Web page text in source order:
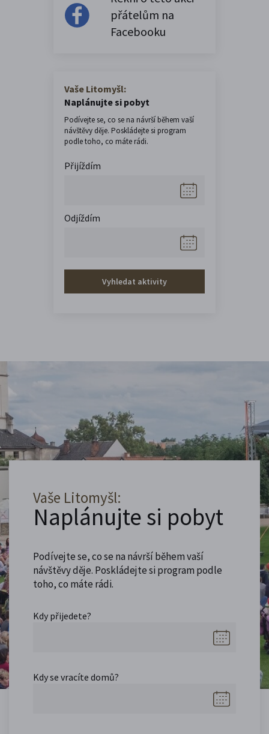
přátelům na
Facebooku
Vaše Litomyšl:
Naplánujte si pobyt
Podívejte se, co se na návrší během vaší
návštěvy děje. Poskládejte si program
podle toho, co máte rádi.
Přijíždím
Odjíždím
Vyhledat aktivity
Vaše Litomyšl:
Naplánujte si pobyt
Podívejte se, co se na návrší během vaší
návštěvy děje. Poskládejte si program podle
toho, co máte rádi.
Kdy přijedete?
Kdy se vracíte domů?